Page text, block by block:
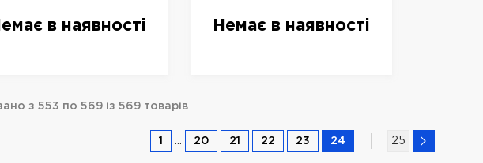
Figure, 26976, 10 см
в наявності
Figure, 23081, 10см
Немає в наявності
з 553 по 569 із 569 товарів
1 20 21 22 23 24